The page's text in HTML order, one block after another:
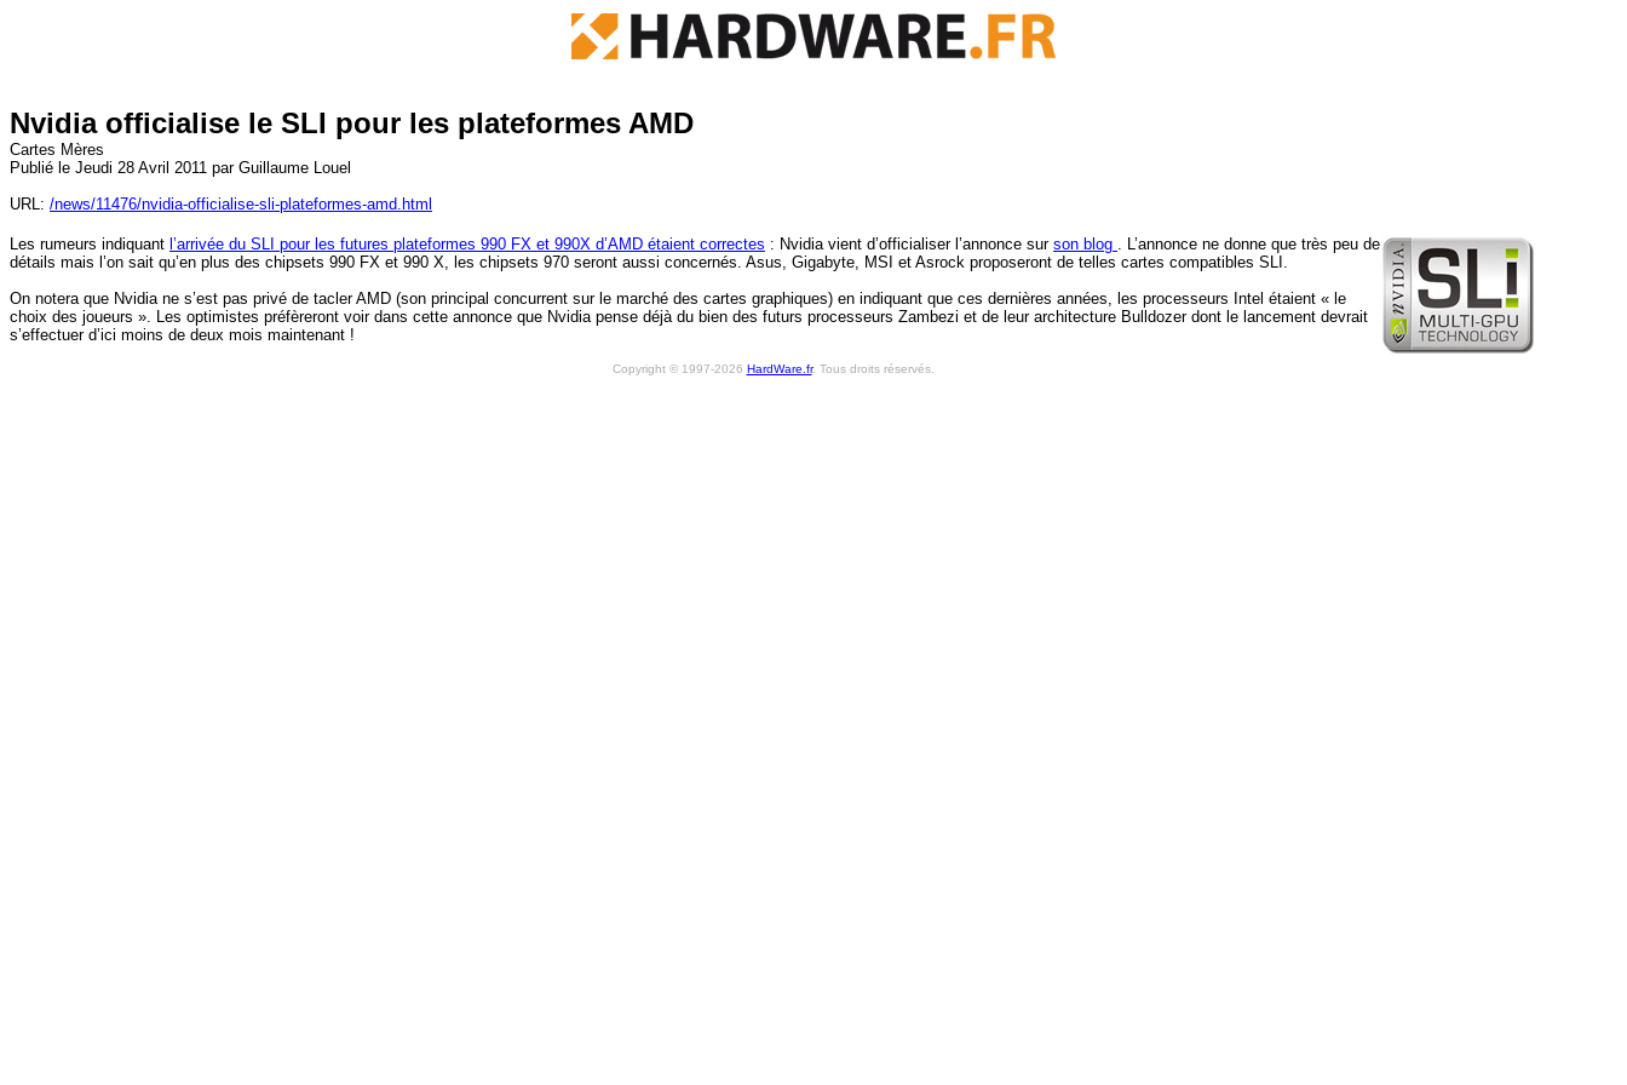
Nvidia officialise le SLI pour les plateformes AMD
Cartes Mères
Publié le Jeudi 28 Avril 2011 par Guillaume Louel
URL: /news/11476/nvidia-officialise-sli-plateformes-amd.html
Les rumeurs indiquant l’arrivée du SLI pour les futures plateformes 990 FX et 990X d’AMD étaient correctes : Nvidia vient d’officialiser l’annonce sur son blog . L’annonce ne donne que très peu de
détails mais l’on sait qu’en plus des chipsets 990 FX et 990 X, les chipsets 970 seront aussi concernés. Asus, Gigabyte, MSI et Asrock proposeront de telles cartes compatibles SLI.
On notera que Nvidia ne s’est pas privé de tacler AMD (son principal concurrent sur le marché des cartes graphiques) en indiquant que ces dernières années, les processeurs Intel étaient « le
choix des joueurs ». Les optimistes préfèreront voir dans cette annonce que Nvidia pense déjà du bien des futurs processeurs Zambezi et de leur architecture Bulldozer dont le lancement devrait
s’effectuer d’ici moins de deux mois maintenant !
Copyright © 1997-2026 HardWare.fr. Tous droits réservés.